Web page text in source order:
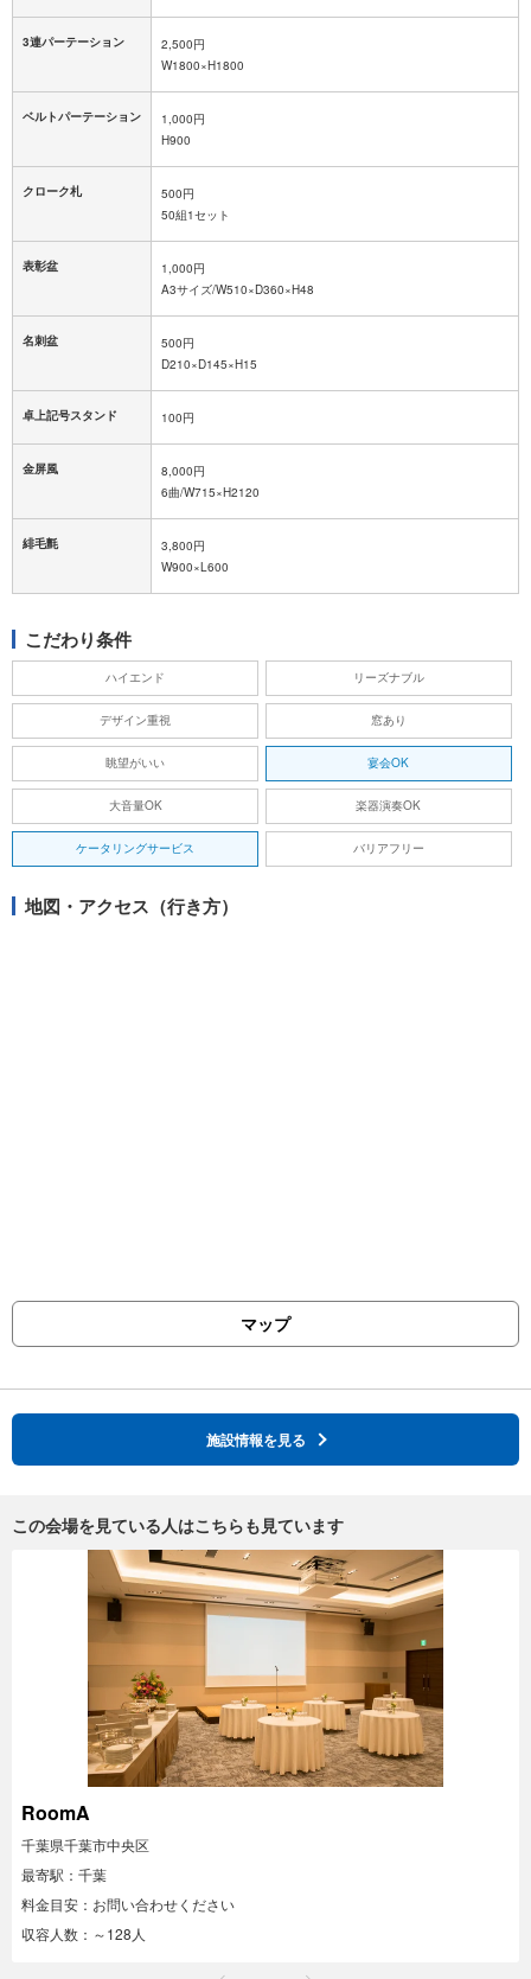
3連パーテーション
2,500円
W1800×H1800
ベルトパーテーション
1,000円
H900
クローク札
500円
50組1セット
表彰盆
1,000円
A3サイズ/W510×D360×H48
名刺盆
500円
D210×D145×H15
卓上記号スタンド 100円
金屏風
8,000円
6曲/W715×H2120
緋毛氈
3,800円
W900×L600
こだわり条件
ハイエンド リーズナブル
デザイン重視 窓あり
眺望がいい 宴会OK
大音量OK 楽器演奏OK
ケータリングサービス バリアフリー
地図・アクセス（行き方）
マップ
施設情報を見る
この会場を見ている人はこちらも見ています
RoomA
千葉県千葉市中央区
最寄駅：千葉
料金目安：お問い合わせください
収容人数：～128人